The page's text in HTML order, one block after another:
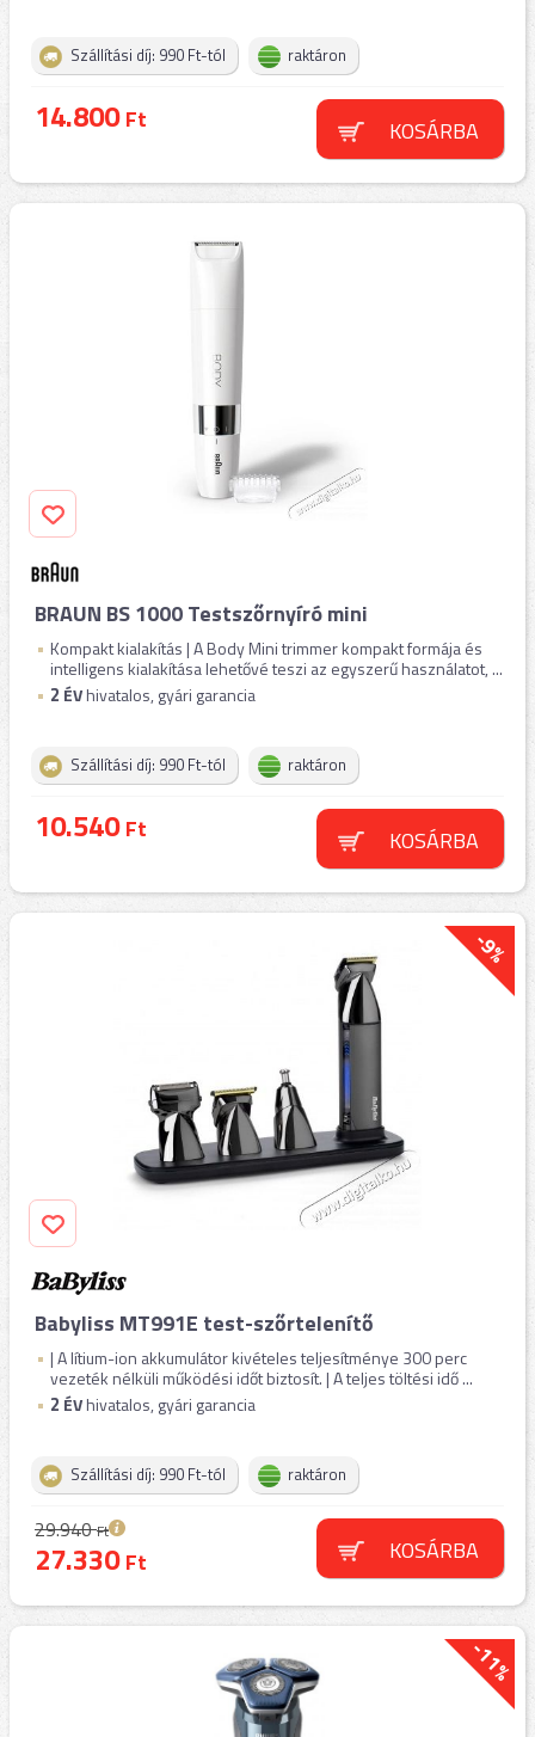
Szállítási díj: 990 Ft-tól raktáron
14.800Ft KOSÁRBA
BRAUN BS 1000 Testszőrnyíró mini
Kompakt kialakítás | A Body Mini trimmer kompakt formája és
intelligens kialakítása lehetővé teszi az egyszerű használatot, ...
2 ÉVhivatalos, gyári garancia
Szállítási díj: 990 Ft-tól raktáron
10.540Ft KOSÁRBA
-9%
Babyliss MT991E test-szőrtelenítő
| A lítium-ion akkumulátor kivételes teljesítménye 300 perc
vezeték nélküli működési időt biztosít. | A teljes töltési idő ...
2 ÉVhivatalos, gyári garancia
Szállítási díj: 990 Ft-tól raktáron
29.940Ft
27.330Ft KOSÁRBA
-11%